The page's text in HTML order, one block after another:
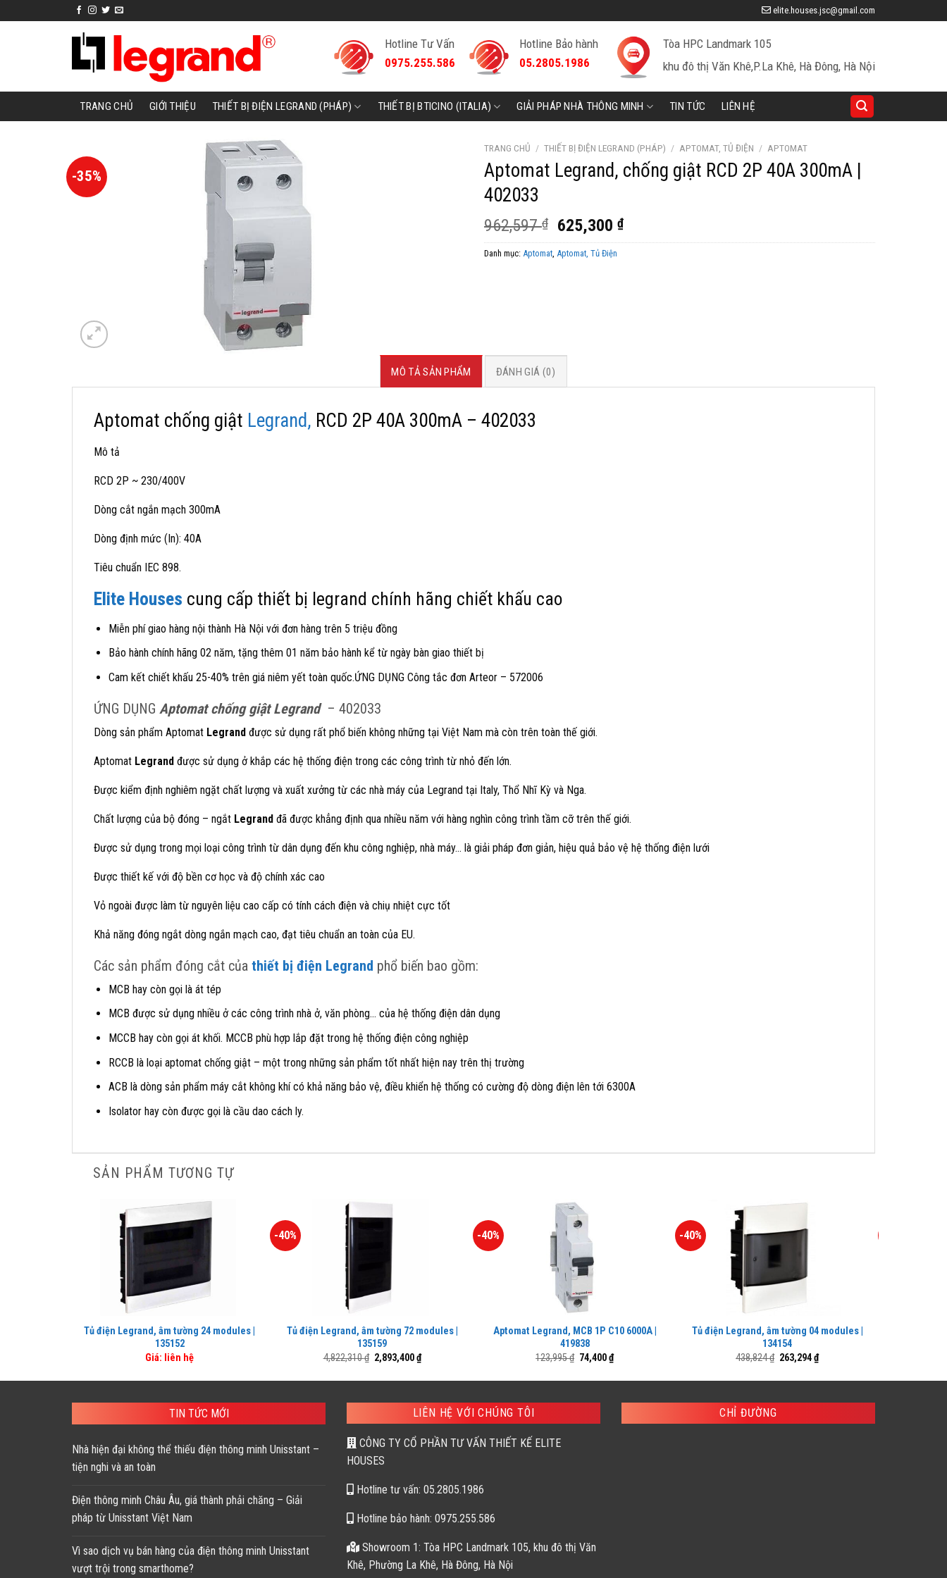
to
elite.houses.jsc@gmail.com
Hotline Tư Vấn
0975.255.586
Hotline Bảo hành
05.2805.1986
Tòa HPC Landmark 105
khu đô thị Văn Khê,P.La Khê, Hà Đông, Hà Nội
TRANG CHỦ GIỚI THIỆU THIẾT BỊ ĐIỆN LEGRAND (PHÁP) THIẾT BỊ BTICINO (ITALIA) GIẢI PHÁP NHÀ THÔNG MINH TIN TỨC LIÊN HỆ
-35%
TRANG CHỦ / THIẾT BỊ ĐIỆN LEGRAND (PHÁP) / APTOMAT, TỦ ĐIỆN / APTOMAT
Aptomat Legrand, chống giật RCD 2P 40A 300mA |
402033
962,597₫
Giá
gốc
là:
625,300₫Giá
hiện
Danh mục: Aptomat, Aptomat, Tủ Điện
MÔ TẢ SẢN PHẨM ĐÁNH GIÁ (0)
Aptomat chống giật Legrand, RCD 2P 40A 300mA – 402033
Mô tả
RCD 2P ~ 230/400V
Dòng cắt ngắn mạch 300mA
Dòng định mức (In): 40A
Tiêu chuẩn IEC 898.
Elite Houses cung cấp thiết bị legrand chính hãng chiết khấu cao
Miễn phí giao hàng nội thành Hà Nội với đơn hàng trên 5 triệu đồng
Bảo hành chính hãng 02 năm, tặng thêm 01 năm bảo hành kể từ ngày bàn giao thiết bị
Cam kết chiết khấu 25-40% trên giá niêm yết toàn quốc.ỨNG DỤNG Công tắc đơn Arteor – 572006
ỨNG DỤNG Aptomat chống giật Legrand– 402033
Dòng sản phẩm Aptomat Legrand được sử dụng rất phổ biến không những tại Việt Nam mà còn trên toàn thế giới.
Aptomat Legrand được sử dụng ở khắp các hệ thống điện trong các công trình từ nhỏ đến lớn.
Được kiểm định nghiêm ngặt chất lượng và xuất xưởng từ các nhà máy của Legrand tại Italy, Thổ Nhĩ Kỳ và Nga.
Chất lượng của bộ đóng – ngắt Legrand đã được khẳng định qua nhiều năm với hàng nghìn công trình tầm cỡ trên thế giới.
Được sử dụng trong mọi loại công trình từ dân dụng đến khu công nghiệp, nhà máy… là giải pháp đơn giản, hiệu quả bảo vệ hệ thống điện lưới
Được thiết kế với độ bền cơ học và độ chính xác cao
Vỏ ngoài được làm từ nguyên liệu cao cấp có tính cách điện và chiụ nhiệt cực tốt
Khả năng đóng ngắt dòng ngắn mạch cao, đạt tiêu chuẩn an toàn của EU.
Các sản phẩm đóng cắt của thiết bị điện Legrand phổ biến bao gồm:
MCB hay còn gọi là át tép
MCB được sử dụng nhiều ở các công trình nhà ở, văn phòng… của hệ thống điện dân dụng
MCCB hay còn gọi át khối. MCCB phù hợp lắp đặt trong hệ thống điện công nghiệp
RCCB là loại aptomat chống giật – một trong những sản phẩm tốt nhất hiện nay trên thị trường
ACB là dòng sản phẩm máy cắt không khí có khả năng bảo vệ, điều khiển hệ thống có cường độ dòng điện lên tới 6300A
Isolator hay còn được gọi là cầu dao cách ly.
SẢN PHẨM TƯƠNG TỰ
Tủ điện Legrand, âm tường 24 modules |
135152
Giá: liên hệ
-40%
Tủ điện Legrand, âm tường 72 modules |
135159
4,822,310₫ Giá
gốc
2,893,400₫Giá
hiện
-40%
Aptomat Legrand, MCB 1P C10 6000A |
419838
123,995₫ Giá
gốc
74,400₫Giá
hiện
-40%
Tủ điện Legrand, âm tường 04 modules |
134154
438,824₫ Giá
263,294₫Giá
hiện
TIN TỨC MỚI
Nhà hiện đại không thể thiếu điện thông minh Unisstant –
tiện nghi và an toàn
Điện thông minh Châu Âu, giá thành phải chăng – Giải
pháp từ Unisstant Việt Nam
Vì sao dịch vụ bán hàng của điện thông minh Unisstant
vượt trội trong smarthome?
LIÊN HỆ VỚI CHÚNG TÔI
CÔNG TY CỔ PHẦN TƯ VẤN THIẾT KẾ ELITE
HOUSES
Hotline tư vấn: 05.2805.1986
Hotline bảo hành: 0975.255.586
Showroom 1: Tòa HPC Landmark 105, khu đô thị Văn
Khê, Phường La Khê, Hà Đông, Hà Nội
CHỈ ĐƯỜNG